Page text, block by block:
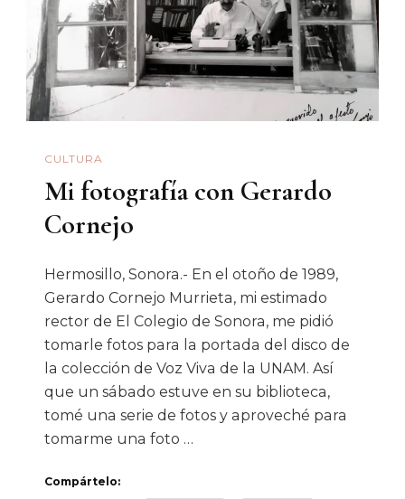
CULTURA
Mi fotografía con Gerardo
Cornejo
Hermosillo, Sonora.- En el otoño de 1989,
Gerardo Cornejo Murrieta, mi estimado
rector de El Colegio de Sonora, me pidió
tomarle fotos para la portada del disco de
la colección de Voz Viva de la UNAM. Así
que un sábado estuve en su biblioteca,
tomé una serie de fotos y aproveché para
tomarme una foto …
Compártelo: